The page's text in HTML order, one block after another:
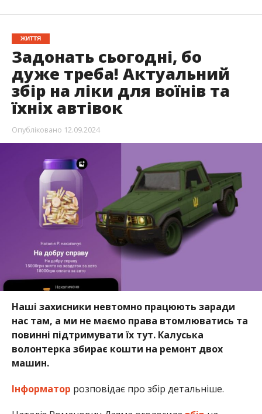
ЖИТТЯ
Задонать сьогодні, бо
дуже треба! Актуальний
збір на ліки для воїнів та
їхніх автівок
Опубліковано 12.09.2024
Наші захисники невтомно працюють заради
нас там, а ми не маємо права втомлюватись та
повинні підтримувати їх тут. Калуська
волонтерка збирає кошти на ремонт двох
машин.
Інформатор розповідає про збір детальніше.